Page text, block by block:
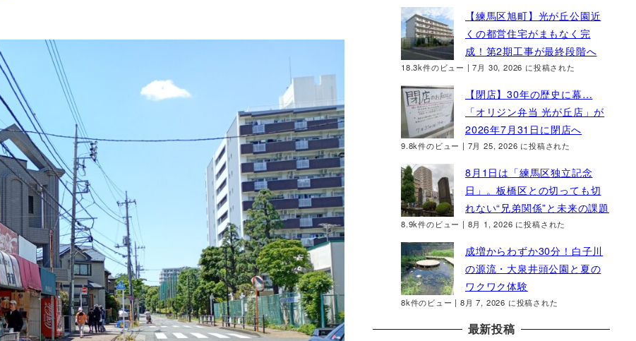
【練馬区旭町】光が丘公園近
くの都営住宅がまもなく完
成！第2期工事が最終段階へ
18.3k件のビュー |7月 30, 2026 に投稿された
【閉店】30年の歴史に幕…
「オリジン弁当 光が丘店」が
2026年7月31日に閉店へ
9.8k件のビュー | 7月 25, 2026 に投稿された
8月1日は「練馬区独立記念
日」。板橋区との切っても切
れない“兄弟関係”と未来の課題
8.9k件のビュー | 8月 1, 2026 に投稿された
成増からわずか30分！白子川
の源流・大泉井頭公園と夏の
ワクワク体験
8k件のビュー |8月 7, 2026 に投稿された
最新投稿